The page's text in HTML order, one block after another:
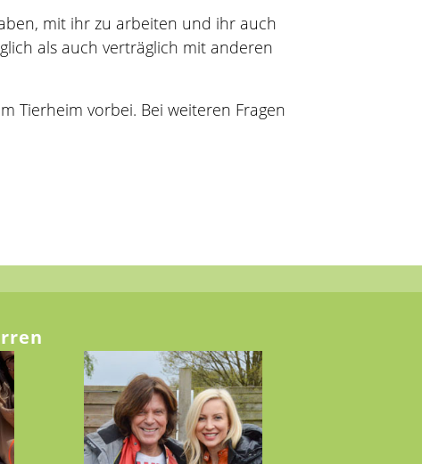
mit ihr zu arbeiten und ihr auch
als auch verträglich mit anderen
Tierheim vorbei. Bei weiteren Fragen